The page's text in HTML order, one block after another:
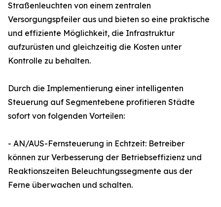
Straßenleuchten von einem zentralen
Versorgungspfeiler aus und bieten so eine praktische
und effiziente Möglichkeit, die Infrastruktur
aufzurüsten und gleichzeitig die Kosten unter
Kontrolle zu behalten.
Durch die Implementierung einer intelligenten
Steuerung auf Segmentebene profitieren Städte
sofort von folgenden Vorteilen:
- AN/AUS-Fernsteuerung in Echtzeit: Betreiber
können zur Verbesserung der Betriebseffizienz und
Reaktionszeiten Beleuchtungssegmente aus der
Ferne überwachen und schalten.